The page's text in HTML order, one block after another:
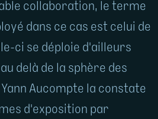
collaboration, le terme
dans ce cas est celui de
ci se déploie d'ailleurs
delà de la sphère des
Aucompte la constate
d'exposition par